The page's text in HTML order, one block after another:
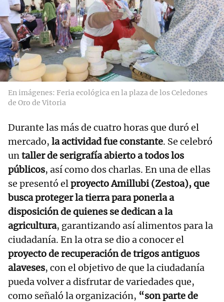
En imágenes: Feria ecológica en la plaza de los Celedones
de Oro de Vitoria
Durante las más de cuatro horas que duró el
mercado, la actividad fue constante. Se celebró
untaller de serigrafía abierto a todos los
públicos, así como dos charlas. En una de ellas
se presentó elproyecto Amillubi (Zestoa), que
busca proteger la tierra para ponerla a
disposición de quienes se dedican a la
agricultura, garantizando así alimentos para la
ciudadanía. En la otra se dio a conocer el
proyecto de recuperación de trigos antiguos
alaveses, con el objetivo de que la ciudadanía
pueda volver a disfrutar de variedades que,
como señaló la organización, “son parte de